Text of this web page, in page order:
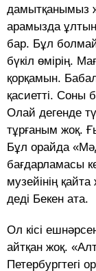
дамытқанымыз
арамызда
бар. Бұл
бүкіл өмірің.
қорқамын.
қасиетті. Соны
Олай дегенде
тұрғаным жоқ.
Бұл орайда
бағдарламасы
музейінің
деді Бекен ата.
Ол кісі
айтқан жоқ.
Петербургтегі